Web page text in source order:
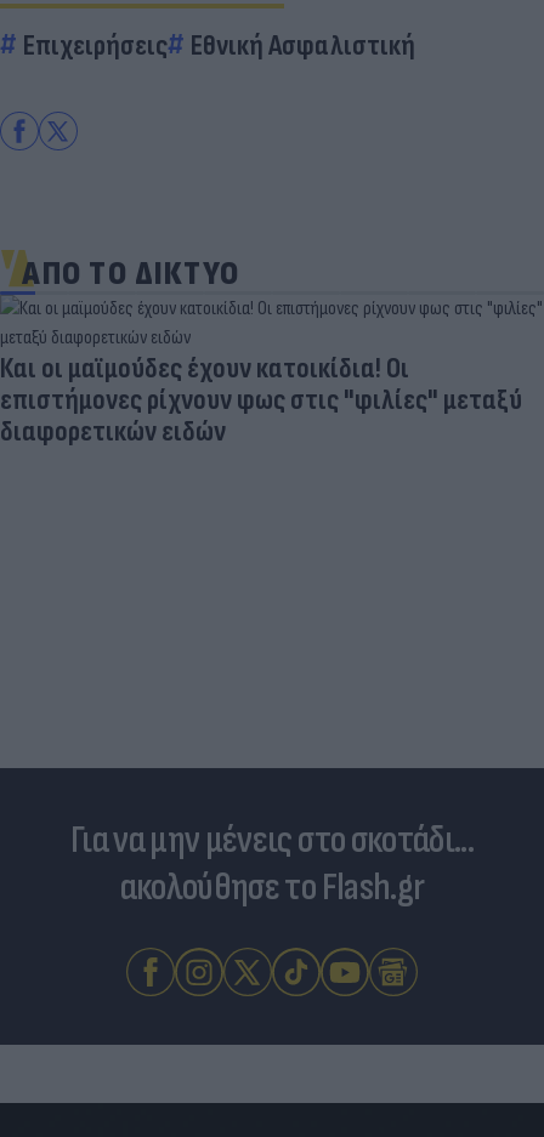
Επιχειρήσεις Εθνική Ασφαλιστική
ΑΠΟ ΤΟ ΔΙΚΤΥΟ
Και οι μαϊμούδες έχουν κατοικίδια! Οι
επιστήμονες ρίχνουν φως στις "φιλίες" μεταξύ
διαφορετικών ειδών
Για να μην μένεις στο σκοτάδι...
ακολούθησε το Flash.gr